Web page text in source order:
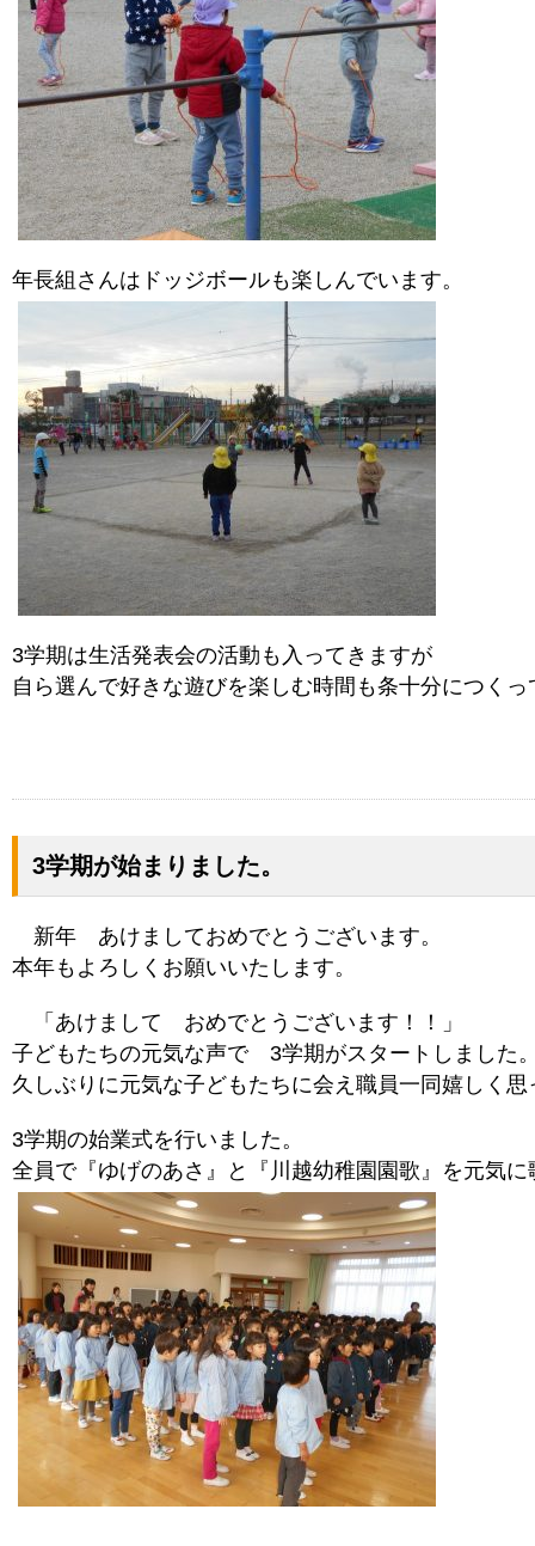
年長組さんはドッジボールも楽しんでいます。
3学期は生活発表会の活動も入ってきますが
自ら選んで好きな遊びを楽しむ時間も条十分につく
3学期が始まりました。
新年 あけましておめでとうございます。
本年もよろしくお願いいたします。
「あけまして おめでとうございます！！」
子どもたちの元気な声で 3学期がスタートしました
久しぶりに元気な子どもたちに会え職員一同嬉しく思
3学期の始業式を行いました。
全員で『ゆげのあさ』と『川越幼稚園園歌』を元気に